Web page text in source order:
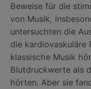
Beweise für die
von Musik,
untersuchten die
die kardiovaskuläre
klassische Musik
Blutdruckwerte als
hörten. Aber sie